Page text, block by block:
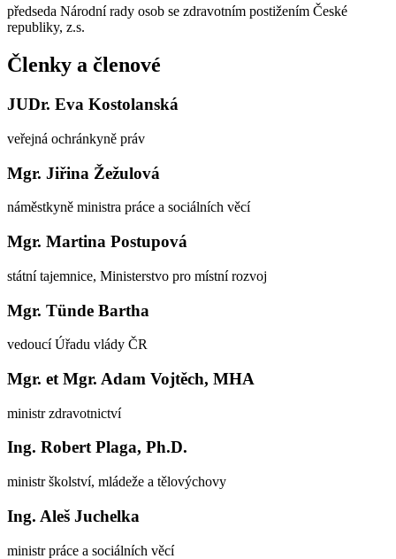
předseda Národní rady osob se zdravotním postižením České
republiky, z.s.
Členky a členové
JUDr. Eva Kostolanská
veřejná ochránkyně práv
Mgr. Jiřina Žežulová
náměstkyně ministra práce a sociálních věcí
Mgr. Martina Postupová
státní tajemnice, Ministerstvo pro místní rozvoj
Mgr. Tünde Bartha
vedoucí Úřadu vlády ČR
Mgr. et Mgr. Adam Vojtěch, MHA
ministr zdravotnictví
Ing. Robert Plaga, Ph.D.
ministr školství, mládeže a tělovýchovy
Ing. Aleš Juchelka
ministr práce a sociálních věcí